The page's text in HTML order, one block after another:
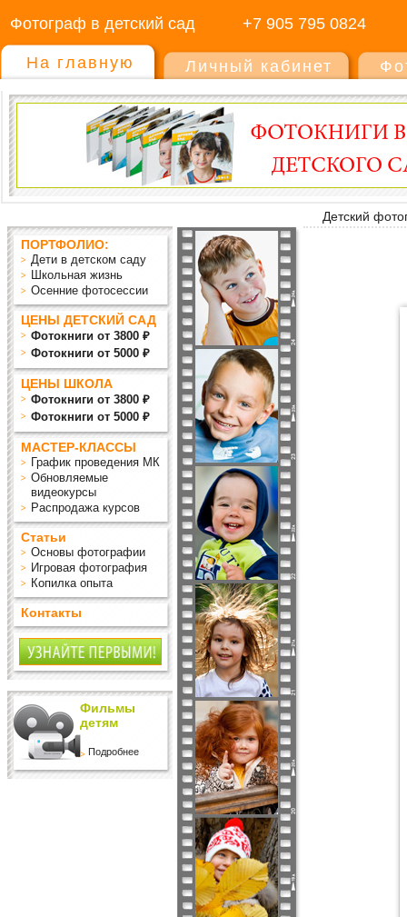
Фотограф в детский сад +7 905 795 0824
На главную Личный кабинет
Детский
ПОРТФОЛИО:
Дети в детском саду
Школьная жизнь
Осенние фотосессии
ЦЕНЫ ДЕТСКИЙ САД
Фотокниги от 3800 ₽
Фотокниги от 5000 ₽
ЦЕНЫ ШКОЛА
Фотокниги от 3800 ₽
Фотокниги от 5000 ₽
МАСТЕР-КЛАССЫ
График проведения МК
Обновляемые
видеокурсы
Распродажа курсов
Статьи
Основы фотографии
Игровая фотография
Копилка опыта
Контакты
Фильмы
детям
Подробнее